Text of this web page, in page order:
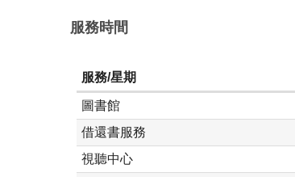
服務時間
服務/星期
圖書館
借還書服務
視聽中心